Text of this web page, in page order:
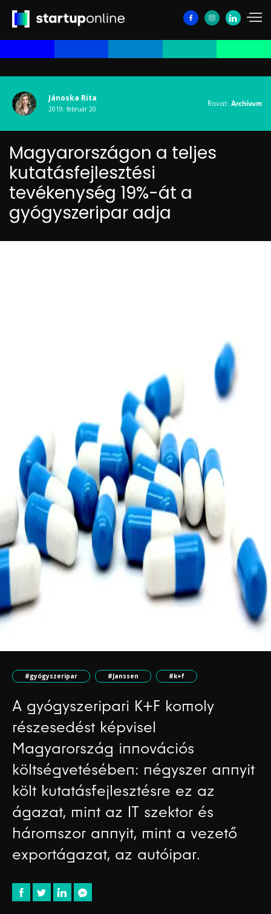
Jánoska Rita
2019. február 20.
Rovat: Archívum
Magyarországon a teljes
kutatásfejlesztési
tevékenység 19%-át a
gyógyszeripar adja
#gyógyszeripar #Janssen #k+f
A gyógyszeripari K+F komoly
részesedést képvisel
Magyarország innovációs
költségvetésében: négyszer annyit
költ kutatásfejlesztésre ez az
ágazat, mint az IT szektor és
háromszor annyit, mint a vezető
exportágazat, az autóipar.